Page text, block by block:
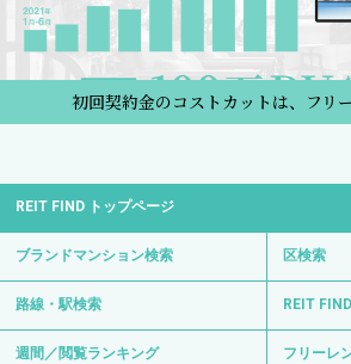
初回契約金のコストカットは、フリ
REIT FIND トップページ
ブランドマンション検索 区検索
路線・駅検索 REIT
週間／閲覧ランキング フリーレ